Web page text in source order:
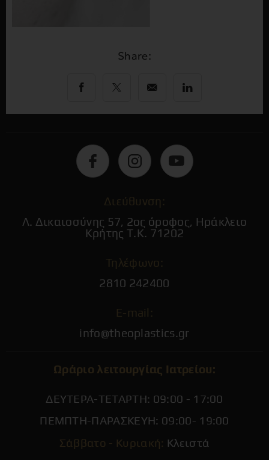
Share:
Διεύθυνση:
Λ. Δικαιοσύνης 57, 2ος όροφος, Ηράκλειο
Κρήτης Τ.Κ. 71202
Τηλέφωνο:
2810 242400
E-mail:
info@theoplastics.gr
Ωράριο λειτουργίας Ιατρείου:
ΔΕΥΤΕΡΑ-ΤΕΤΑΡΤΗ: 09:00 - 17:00
ΠΕΜΠΤΗ-ΠΑΡΑΣΚΕΥΗ: 09:00- 19:00
Σάββατο - Κυριακή: Κλειστά